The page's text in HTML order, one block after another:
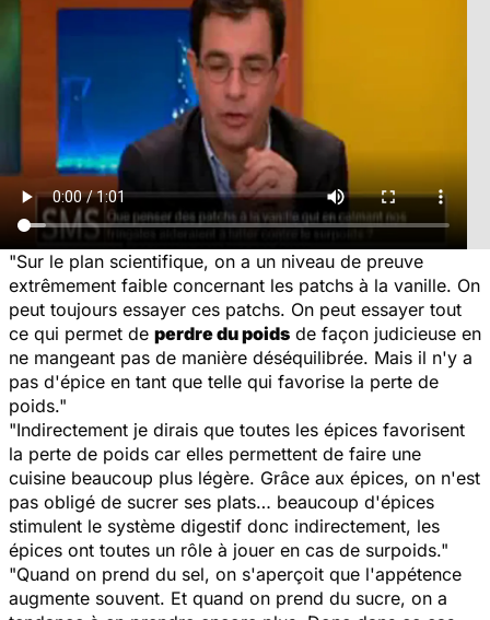
"Sur le plan scientifique, on a un niveau de preuve
extrêmement faible concernant les patchs à la vanille. On
peut toujours essayer ces patchs. On peut essayer tout
ce qui permet de perdre du poids de façon judicieuse en
ne mangeant pas de manière déséquilibrée. Mais il n'y a
pas d'épice en tant que telle qui favorise la perte de
poids."
"Indirectement je dirais que toutes les épices favorisent
la perte de poids car elles permettent de faire une
cuisine beaucoup plus légère. Grâce aux épices, on n'est
pas obligé de sucrer ses plats… beaucoup d'épices
stimulent le système digestif donc indirectement, les
épices ont toutes un rôle à jouer en cas de surpoids."
"Quand on prend du sel, on s'aperçoit que l'appétence
augmente souvent. Et quand on prend du sucre, on a